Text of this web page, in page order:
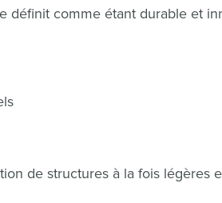
définit comme étant durable et
de structures à la fois légères